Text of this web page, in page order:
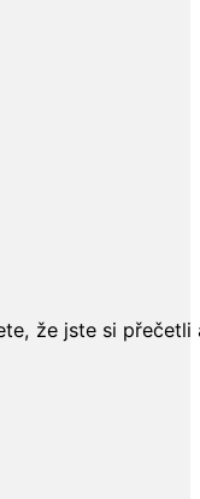
že jste si přečetli